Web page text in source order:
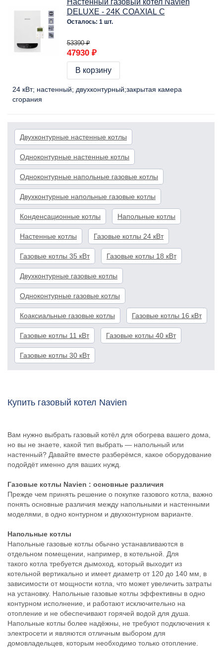
DELUXE - 24K COAXIAL C
Осталось: 1 шт.
53390 ₽
47930 ₽
В корзину
24 кВт настенный двухконтурный закрытая камера
сгорания
Двухконтурные настенные котлы
Одноконтурные настенные котлы
Одноконтурные напольные газовые котлы
Двухконтурные напольные газовые котлы
Конденсационные котлы Напольные котлы
Настенные котлы Газовые котлы 24 кВт
Газовые котлы 35 кВт Газовые котлы 18 кВт
Двухконтурные газовые котлы
Одноконтурные газовые котлы
Коаксиальные газовые котлы Газовые котлы 16 кВт
Газовые котлы 11 кВт Газовые котлы 40 кВт
Газовые котлы 30 кВт
Купить газовый котел Navien
Вам нужно выбрать газовый котёл для обогрева вашего дома,
но вы не знаете, какой тип выбрать — напольный или
настенный? Давайте вместе разберёмся, какое оборудование
подойдёт именно для ваших нужд.
Газовые котлы Navien : основные различия
Прежде чем принять решение о покупке газового котла, важно
понять основные различия между напольными и настенными
моделями, в одно контурном и двухконтурном варианте.
Напольные котлы
Напольные газовые котлы обычно устанавливаются в
отдельном помещении, например, в котельной. Для
такого котла требуется дымоход, который выходит из
котельной вертикально и имеет диаметр от 120 до 140 мм, в
зависимости от мощности котла, что может увеличить затраты
на установку. Напольные газовые котлы эффективны в одно
контурном исполнение, и работают исключительно на
отопление и не обеспечивают горячей водой для душа.
Напольные котлы более надёжны, не требуют подключения к
электросети и являются отличным выбором для
домовладельцев, которым необходимо только отопление.